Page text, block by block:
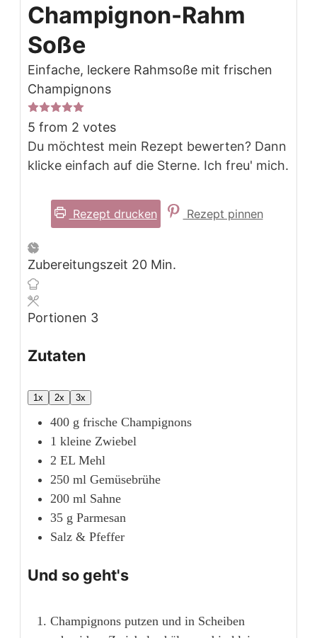
Champignon-Rahm
Soße
Einfache, leckere Rahmsoße mit frischen
Champignons
5 from 2 votes
Du möchtest mein Rezept bewerten? Dann
klicke einfach auf die Sterne. Ich freu' mich.
Rezept drucken Rezept pinnen
Zubereitungszeit 20Minuten
Min.
Portionen 3
Zutaten
1x 2x 3x
400 g frische Champignons
1 kleine Zwiebel
2 EL Mehl
250 ml Gemüsebrühe
200 ml Sahne
35 g Parmesan
Salz & Pfeffer
Und so geht's
Champignons putzen und in Scheiben